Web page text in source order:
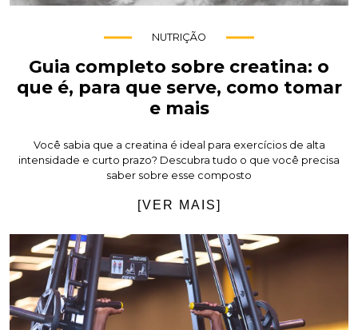
NUTRIÇÃO
Guia completo sobre creatina: o
que é, para que serve, como tomar
e mais
Você sabia que a creatina é ideal para exercícios de alta
intensidade e curto prazo? Descubra tudo o que você precisa
saber sobre esse composto
[VER MAIS]